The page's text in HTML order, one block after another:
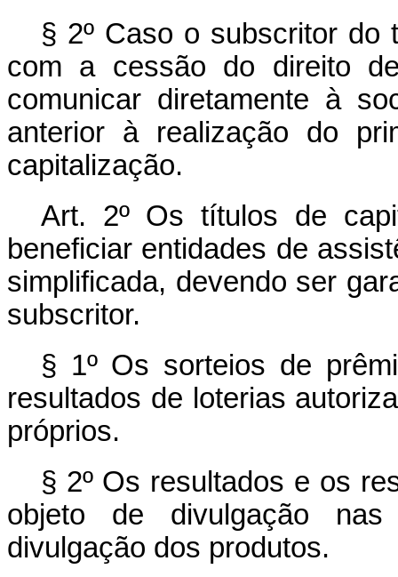
§ 2º Caso o subscritor do
com a cessão do direito
comunicar diretamente à
anterior à realização do
capitalização.
Art. 2º Os títulos de
beneficiar entidades de
simplificada, devendo ser
subscritor.
§ 1º Os sorteios de
resultados de loterias
próprios.
§ 2º Os resultados e os
objeto de divulgação
divulgação dos produtos.